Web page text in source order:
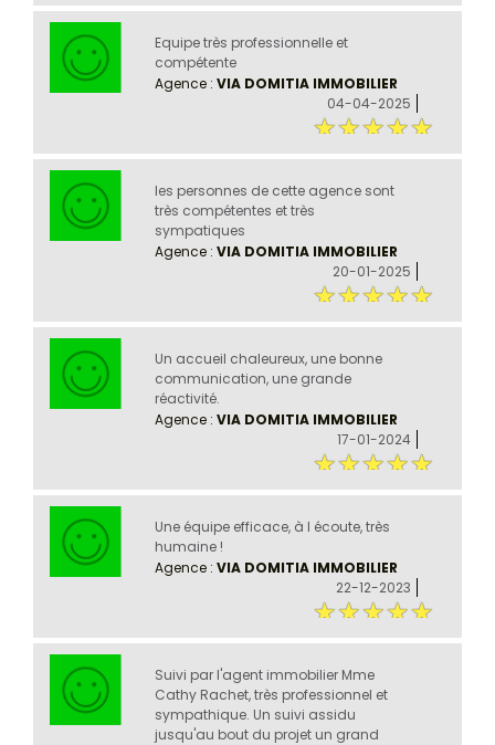
Equipe très professionnelle et
compétente
Agence : VIA DOMITIA IMMOBILIER
04-04-2025
les personnes de cette agence sont
très compétentes et très
sympatiques
Agence : VIA DOMITIA IMMOBILIER
20-01-2025
Un accueil chaleureux, une bonne
communication, une grande
réactivité.
Agence : VIA DOMITIA IMMOBILIER
17-01-2024
Une équipe efficace, à l écoute, très
humaine !
Agence : VIA DOMITIA IMMOBILIER
22-12-2023
Suivi par l'agent immobilier Mme
Cathy Rachet, très professionnel et
sympathique. Un suivi assidu
jusqu'au bout du projet un grand